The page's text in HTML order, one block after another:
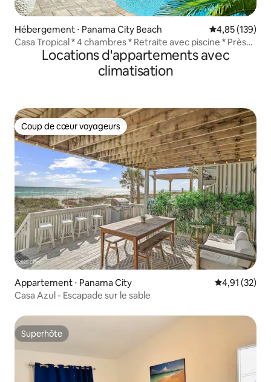
Hébergement ⋅ Panama City Beach Évaluation
4,85 (139)
Casa Tropical * 4 chambres * Retraite avec piscine * Près
de la plageLocations d'appartements avec
climatisation
Coup de cœur voyageurs
Coup de cœur voyageurs
Appartement ⋅ Panama City Évaluation
4,91 (32)
Casa Azul - Escapade sur le sable
Superhôte
Superhôte